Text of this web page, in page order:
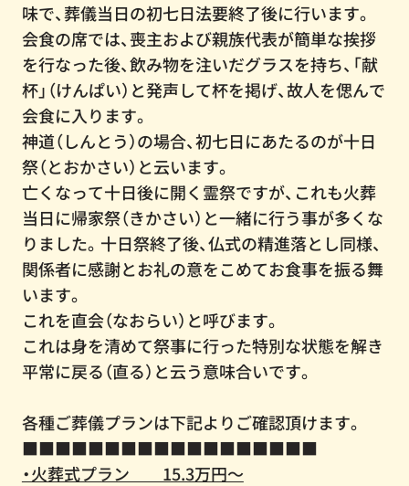
味で、葬儀当日の初七日法要終了後に行います。
会食の席では、喪主および親族代表が簡単な挨拶
を行なった後、飲み物を注いだグラスを持ち、「献
杯」（けんぱい）と発声して杯を掲げ、故人を偲んで
会食に入ります。
神道（しんとう）の場合、初七日にあたるのが十日
祭（とおかさい）と云います。
亡くなって十日後に開く霊祭ですが、これも火葬
当日に帰家祭（きかさい）と一緒に行う事が多くな
りました。十日祭終了後、仏式の精進落とし同様、
関係者に感謝とお礼の意をこめてお食事を振る舞
います。
これを直会（なおらい）と呼びます。
これは身を清めて祭事に行った特別な状態を解き
平常に戻る（直る）と云う意味合いです。
各種ご葬儀プランは下記よりご確認頂けます。
■■■■■■■■■■■■■■■■■■
・火葬式プラン 15.3万円～